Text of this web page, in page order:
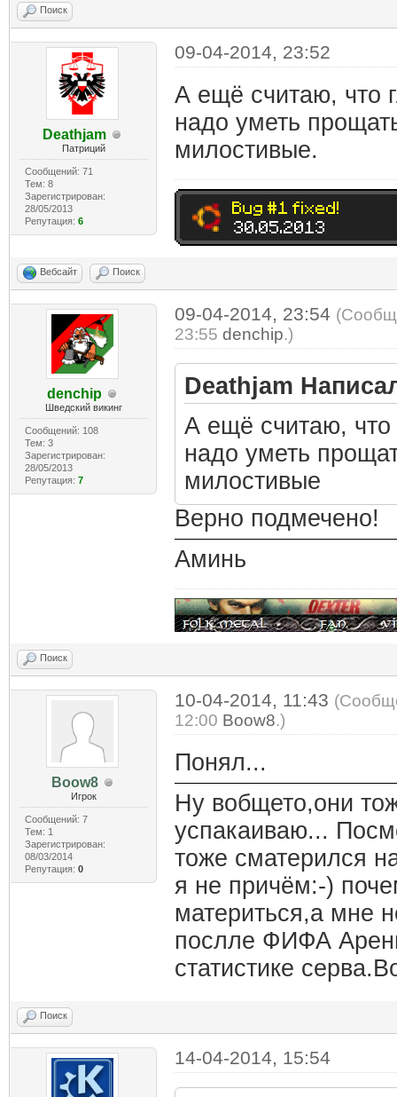
Поиск
Deathjam
Патриций
Сообщений: 71
Тем: 8
Зарегистрирован:
28/05/2013
Репутация: 6
09-04-2014, 23:52
А ещё считаю, что
надо уметь
милостивые.
Вебсайт Поиск
denchip
Шведский викинг
Сообщений: 108
Тем: 3
Зарегистрирован:
28/05/2013
Репутация: 7
09-04-2014, 23:54
23:55 denchip.)
Deathjam
А ещё считаю, что
надо уметь
милостивые
Верно подмечено!
Аминь
Поиск
Boow8
Игрок
Сообщений: 7
Тем: 1
Зарегистрирован:
08/03/2014
Репутация: 0
10-04-2014, 11:43
12:00 Boow8.)
Понял...
Ну вобщето,они
успакаиваю...
тоже сматерился
я не причём:-)
материться,а мне
послле ФИФА
статистике
Поиск
14-04-2014, 15:54